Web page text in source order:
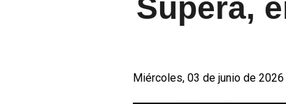
Supera,
Miércoles, 03 de junio de